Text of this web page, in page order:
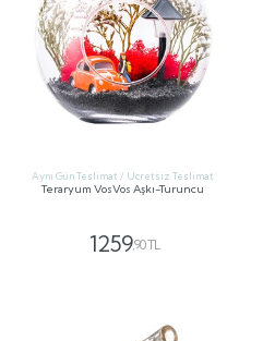
Aynı Gün Teslimat / Ücretsiz Teslimat
Teraryum VosVos Aşkı-Turuncu
1259,90 TL